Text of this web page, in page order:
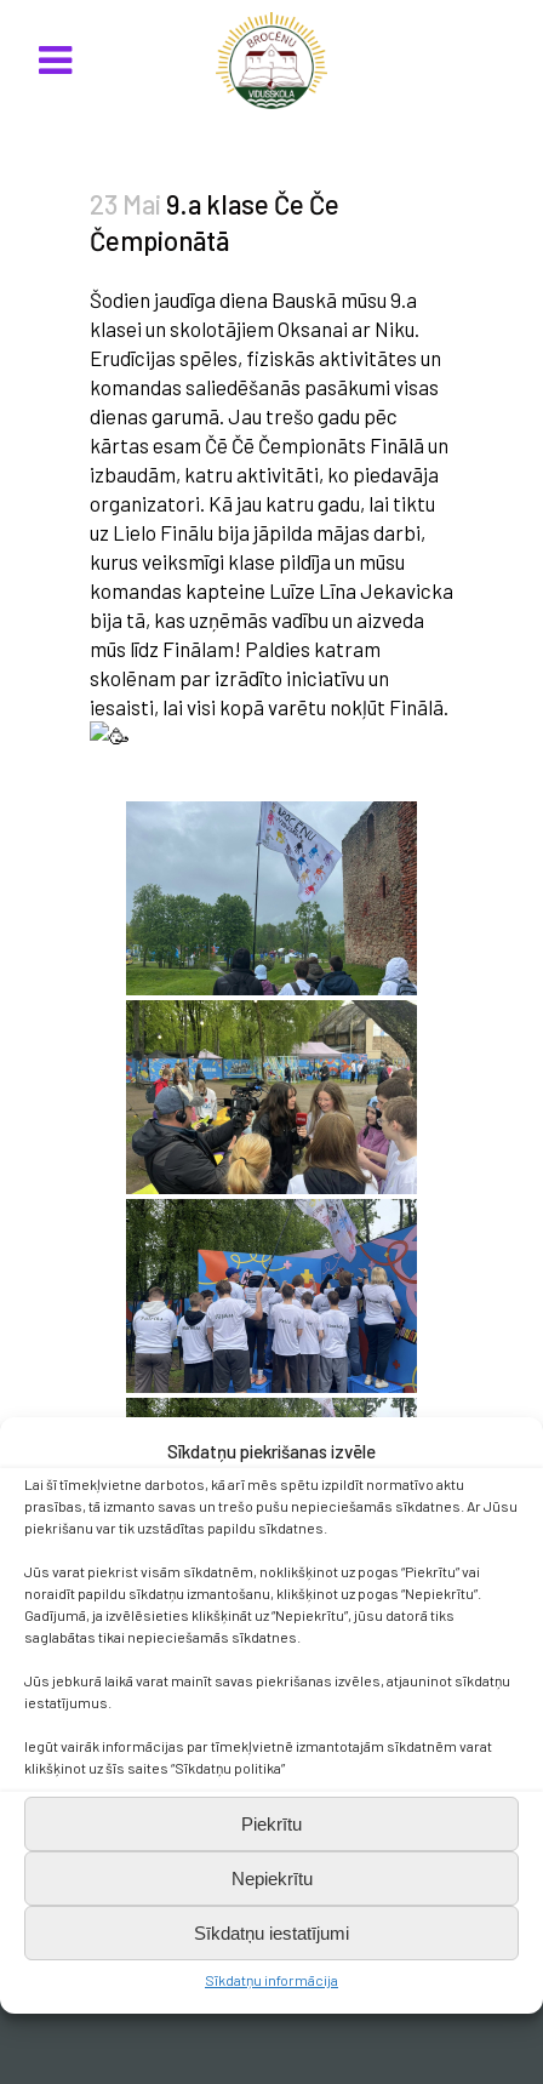
Sīkdatņu piekrišanas izvēle
Lai šī tīmekļvietne darbotos, kā arī mēs spētu izpildīt normatīvo aktu
prasības, tā izmanto savas un trešo pušu nepieciešamās sīkdatnes. Ar Jūsu
piekrišanu var tik uzstādītas papildu sīkdatnes.
Jūs varat piekrist visām sīkdatnēm, noklikšķinot uz pogas “Piekrītu” vai
noraidīt papildu sīkdatņu izmantošanu, klikšķinot uz pogas “Nepiekrītu”.
Gadījumā, ja izvēlēsieties klikšķināt uz “Nepiekrītu”, jūsu datorā tiks
saglabātas tikai nepieciešamās sīkdatnes.
Jūs jebkurā laikā varat mainīt savas piekrišanas izvēles, atjauninot sīkdatņu
iestatījumus.
Iegūt vairāk informācijas par tīmekļvietnē izmantotajām sīkdatnēm varat
klikšķinot uz šīs saites “Sīkdatņu politika”
Piekrītu
Nepiekrītu
Sīkdatņu iestatījumi
Sīkdatņu informācija
23 Mai 9.a klase Če Če
Čempionātā
Šodien jaudīga diena Bauskā mūsu 9.a
klasei un skolotājiem Oksanai ar Niku.
Erudīcijas spēles, fiziskās aktivitātes un
komandas saliedēšanās pasākumi visas
dienas garumā. Jau trešo gadu pēc
kārtas esam Čē Čē Čempionāts Finālā un
izbaudām, katru aktivitāti, ko piedavāja
organizatori. Kā jau katru gadu, lai tiktu
uz Lielo Finālu bija jāpilda mājas darbi,
kurus veiksmīgi klase pildīja un mūsu
komandas kapteine Luīze Līna Jekavicka
bija tā, kas uzņēmās vadību un aizveda
mūs līdz Finālam! Paldies katram
skolēnam par izrādīto iniciatīvu un
iesaisti, lai visi kopā varētu nokļūt Finālā.
Paldies skolotājiem par atbalstu!